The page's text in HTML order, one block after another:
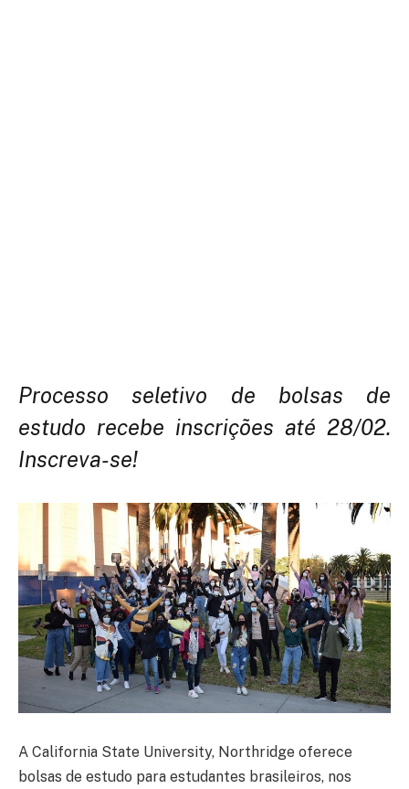
Processo seletivo de bolsas de
estudo recebe inscrições até 28/02.
Inscreva-se!
A California State University, Northridge oferece
bolsas de estudo para estudantes brasileiros, nos